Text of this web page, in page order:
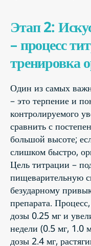
Этап 2:
– процесс
тренировка
Один из самых
– это терпение и
контролируемого
сравнить с
большой высоте;
слишком быстро,
Цель титрации –
пищеварительную
безударному
препарата.
дозы 0.25 мг и
недели (0.5 мг, 1.0
дозы 2.4 мг,